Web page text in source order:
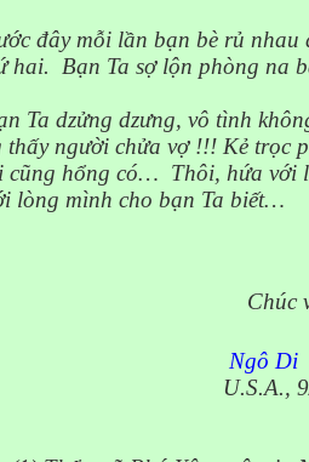
đây mỗi lần bạn bè rủ
hai.
Bạn Ta sợ lộn phòng na
Ta dzửng dzưng, vô tình
thấy người chửa vợ !!!Kẻ trọc
cũng hổng có… Thôi, hứa với
lòng mình cho bạn Ta biết…
Chúc
Ngô Di
U.S.A.,